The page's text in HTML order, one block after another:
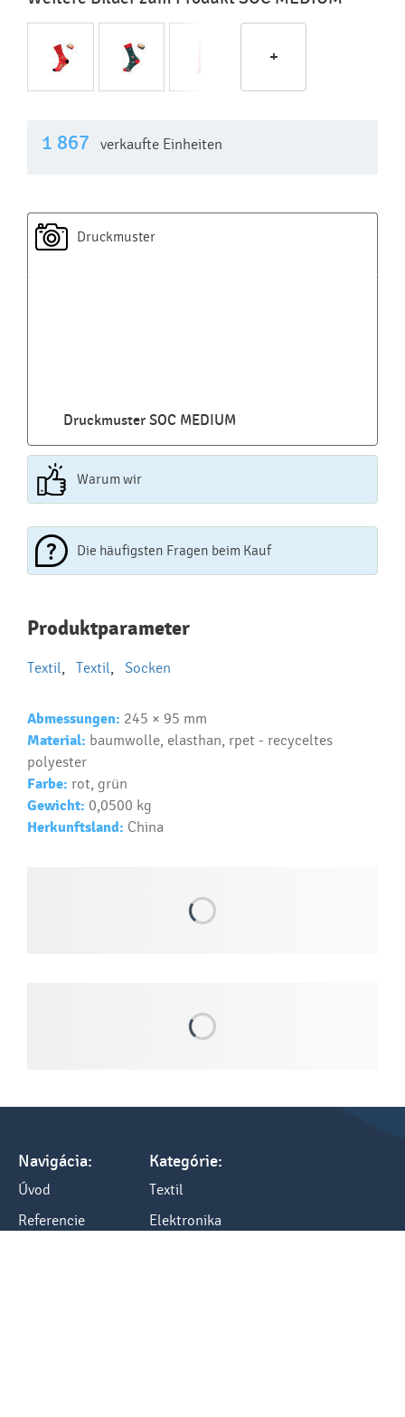
+
1 867 verkaufte Einheiten
Druckmuster
Druckmuster SOC MEDIUM
Warum wir
Die häufigsten Fragen beim Kauf
Najčastejšie otázky pri nákupe
reklamných predmetov
Ako realizujete potlač na reklamné premedy?
Ako si vybrať správny predmet?
Text...
Produktparameter
Textil Textil Socken
Abmessungen: 245 × 95 mm
Material: baumwolle, elasthan, rpet - recyceltes
polyester
Farbe: rot, grün
Gewicht: 0,0500 kg
Herkunftsland: China
Navigácia:
Úvod
Referencie
Kategórie:
Textil
Elektronika